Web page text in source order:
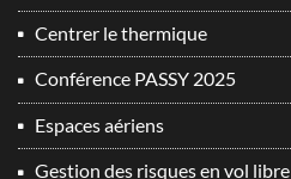
Centrer le thermique
Conférence PASSY 2025
Espaces aériens
Gestion des risques en vol libre